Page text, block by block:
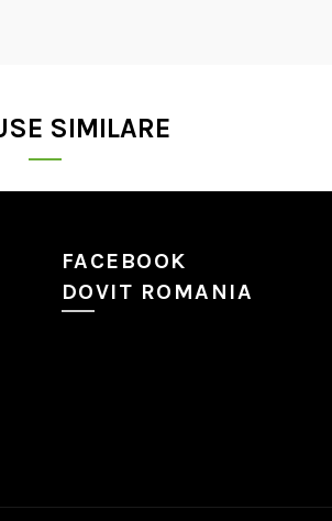
SIMILARE
FACEBOOK
DOVIT ROMANIA